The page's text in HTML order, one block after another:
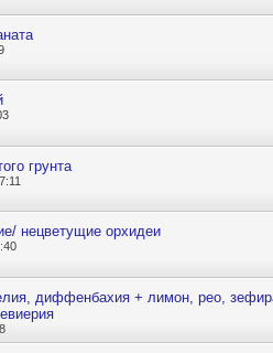
грунта
нецветущие орхидеи
диффенбахия + лимон, рео,